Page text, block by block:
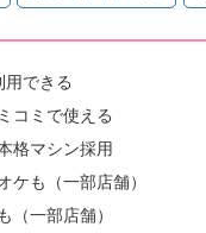
用できる
コミで使える
格マシン採用
ケも（一部店舗）
（一部店舗）